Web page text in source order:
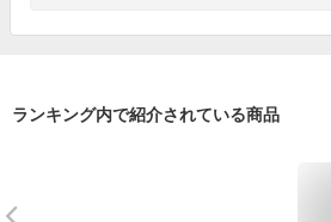
ランキング内で紹介されている商品